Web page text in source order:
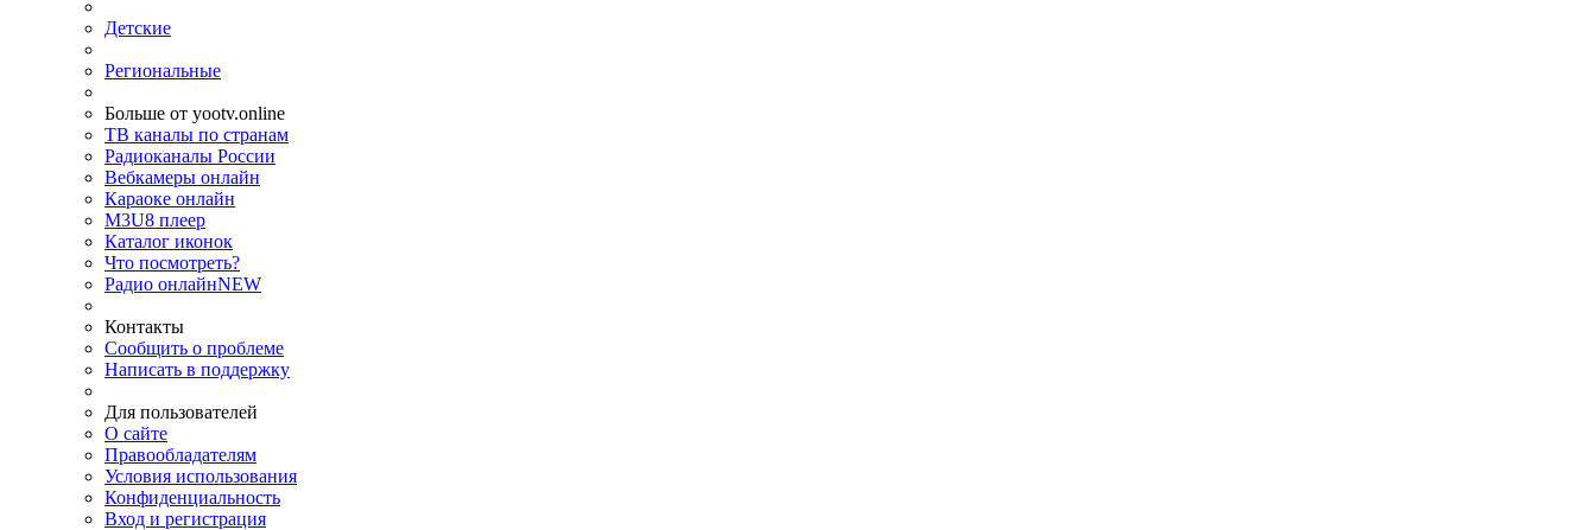
Детские
Региональные
Больше от yootv.online
ТВ каналы по странам
Радиоканалы России
Вебкамеры онлайн
Караоке онлайн
M3U8 плеер
Каталог иконок
Что посмотреть?
Радио онлайнNEW
Контакты
Сообщить о проблеме
Написать в поддержку
Для пользователей
О сайте
Правообладателям
Условия использования
Конфиденциальность
Вход и регистрация